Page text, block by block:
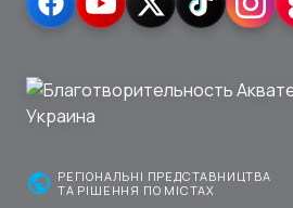
public РЕГІОНАЛЬНІ ПРЕДСТАВНИЦТВА
ТА РІШЕННЯ ПО МІСТАХ